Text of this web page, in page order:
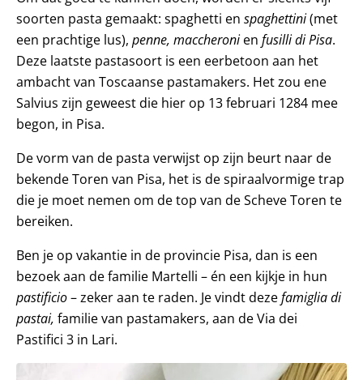
soorten pasta gemaakt: spaghetti en spaghettini(met
een prachtige lus), penne, maccheronien fusilli di Pisa.
Deze laatste pastasoort is een eerbetoon aan het
ambacht van Toscaanse pastamakers. Het zou ene
Salvius zijn geweest die hier op 13 februari 1284 mee
begon, in Pisa.
De vorm van de pasta verwijst op zijn beurt naar de
bekende Toren van Pisa, het is de spiraalvormige trap
die je moet nemen om de top van de Scheve Toren te
bereiken.
Ben je op vakantie in de provincie Pisa, dan is een
bezoek aan de familie Martelli – én een kijkje in hun
pastificio– zeker aan te raden. Je vindt dezefamiglia di
pastai, familie van pastamakers, aan de Via dei
Pastifici 3 in Lari.